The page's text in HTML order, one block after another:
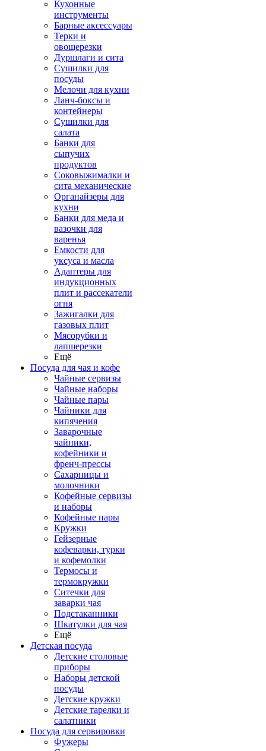
Кухонные
инструменты
Барные аксессуары
Терки и
овощерезки
Дуршлаги и сита
Сушилки для
посуды
Мелочи для кухни
Ланч-боксы и
контейнеры
Сушилки для
салата
Банки для
сыпучих
продуктов
Соковыжималки и
сита механические
Органайзеры для
кухни
Банки для меда и
вазочки для
варенья
Емкости для
уксуса и масла
Адаптеры для
индукционных
плит и рассекатели
огня
Зажигалки для
газовых плит
Мясорубки и
лапшерезки
Ещё
Посуда для чая и кофе
Чайные сервизы
Чайные наборы
Чайные пары
Чайники для
кипячения
Заварочные
чайники,
кофейники и
френч-прессы
Сахарницы и
молочники
Кофейные сервизы
и наборы
Кофейные пары
Кружки
Гейзерные
кофеварки, турки
и кофемолки
Термосы и
термокружки
Ситечки для
заварки чая
Подстаканники
Шкатулки для чая
Ещё
Детская посуда
Детские столовые
приборы
Наборы детской
посуды
Детские кружки
Детские тарелки и
салатники
Посуда для сервировки
Фужеры